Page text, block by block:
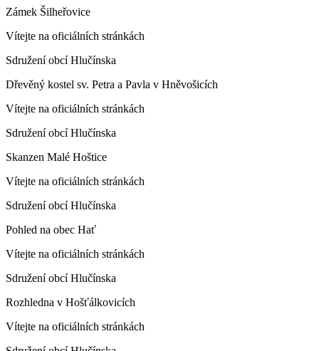
Zámek Šilheřovice
Vítejte na oficiálních stránkách
Sdružení obcí Hlučínska
Dřevěný kostel sv. Petra a Pavla v Hněvošicích
Vítejte na oficiálních stránkách
Sdružení obcí Hlučínska
Skanzen Malé Hoštice
Vítejte na oficiálních stránkách
Sdružení obcí Hlučínska
Pohled na obec Hať
Vítejte na oficiálních stránkách
Sdružení obcí Hlučínska
Rozhledna v Hošťálkovicích
Vítejte na oficiálních stránkách